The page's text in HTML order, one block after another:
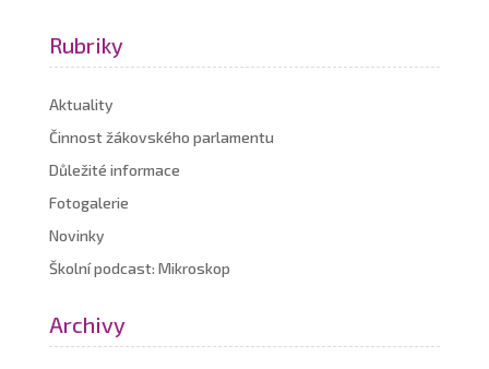
Rubriky
Aktuality
Činnost žákovského parlamentu
Důležité informace
Fotogalerie
Novinky
Školní podcast: Mikroskop
Archivy